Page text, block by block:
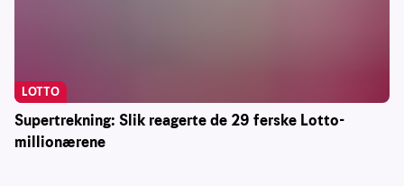
Supertrekning: Slik reagerte de 29 ferske Lotto-
millionærene
LOTTO